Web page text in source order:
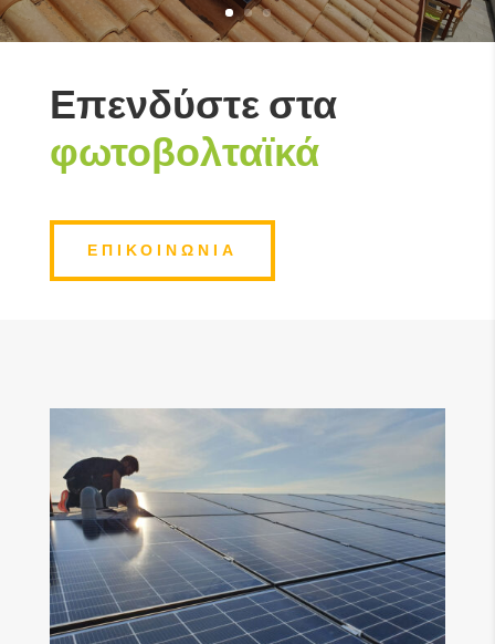
Επενδύστε στα
φωτοβολταϊκά
ΕΠΙΚΟΙΝΩΝΙΑ